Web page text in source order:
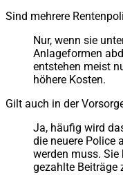
Sind mehrere
Nur, wenn sie
Anlageformen
entstehen meist
höhere Kosten.
Gilt auch in der
Ja, häufig wird
die neuere Police
werden muss.
gezahlte Beiträge